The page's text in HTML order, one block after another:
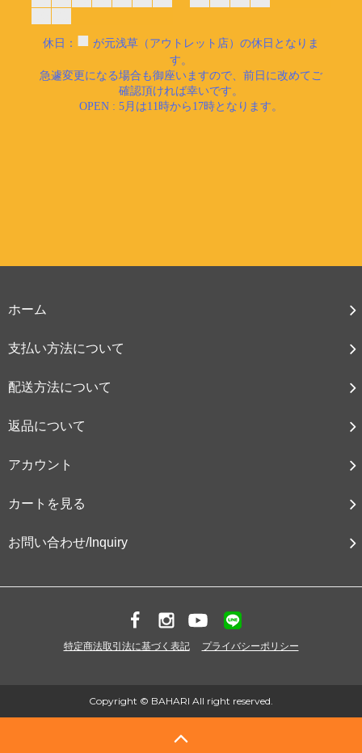
ホーム
支払い方法について
配送方法について
返品について
アカウント
カートを見る
お問い合わせ/Inquiry
特定商法取引法に基づく表記 プライバシーポリシー
Copyright © BAHARI All right reserved.